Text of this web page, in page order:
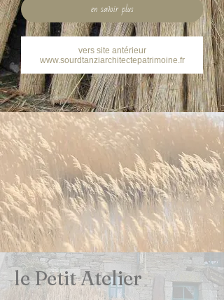
en savoir plus
vers site antérieur
www.sourdtanziarchitectepatrimoine.fr
le Petit Atelier